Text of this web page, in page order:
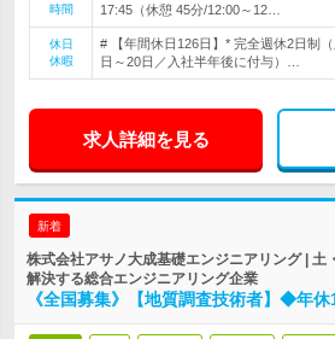
時間
17:45（休憩 45分/12:00～12…
休日
休暇
# 【年間休日126日】* 完全週休2日制
日～20日／入社半年後に付与）…
求人詳細を見る
新着
株式会社アサノ大成基礎エンジニアリング | 土
解決する総合エンジニアリング企業
《全国募集》【地質調査技術者】◆年